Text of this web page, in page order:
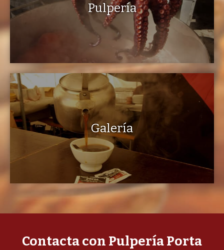
Pulpería
Galería
Contacta con Pulpería Porta